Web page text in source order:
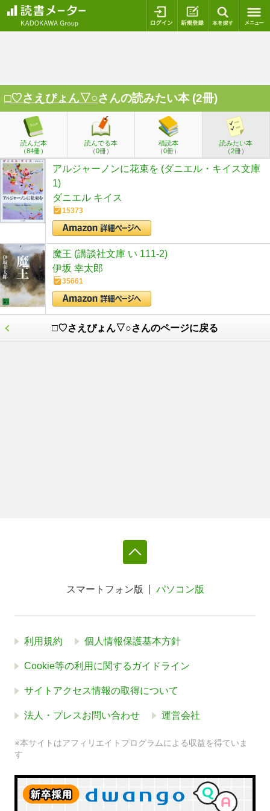
ログイン 新規登録
□♡さえぴょん▽○さんの読みたい本 (2冊)
読んだ本
（84冊）
読んでる本
（0冊）
積読本
（0冊）
読みたい本
（2冊）
アルジャーノンに花束を (ダニエル・キイス文庫
1)
ダニエル キイス
15373
魔王 (講談社文庫 い 111-2)
伊坂 幸太郎
35661
□♡さえぴょん▽○さんのページに戻る
スマートフォン版 パソコン版
利用規約 個人情報保護基本方針
Cookie等の利用に関するガイドライン
サイトアクセス情報の取得について
法人・プレスお問い合わせ 運営会社
※本サイトはアフィリエイトプログラムによる収益を得ていま
す